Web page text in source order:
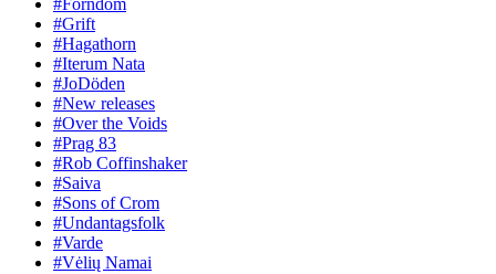
#Grift
#Hagathorn
#Iterum Nata
#JoDöden
#New releases
#Over the Voids
#Prag 83
#Rob Coffinshaker
#Saiva
#Sons of Crom
#Undantagsfolk
#Varde
#Vėlių Namai